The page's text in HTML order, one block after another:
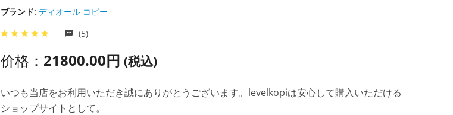
ブランド: ディオール コピー
(5)
价格： 21800.00円 (税込)
いつも当店をお利用いただき誠にありがとうございます。levelkopiは安心して購入いただける
ショップサイトとして。